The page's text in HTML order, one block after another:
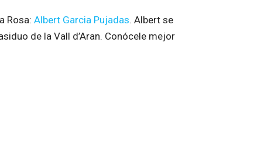
Rosa: Albert Garcia Pujadas. Albert se
de la Vall d’Aran. Conócele mejor